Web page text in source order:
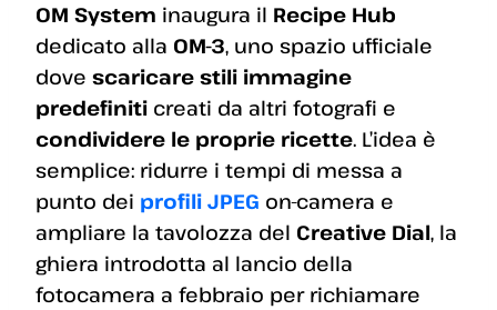
OM System inaugura il Recipe Hub
dedicato alla OM-3, uno spazio ufficiale
dove scaricare stili immagine
predefiniti creati da altri fotografi e
condividere le proprie ricette. L’idea è
semplice: ridurre i tempi di messa a
punto dei profili JPEG on-camera e
ampliare la tavolozza del Creative Dial, la
ghiera introdotta al lancio della
fotocamera a febbraio per richiamare